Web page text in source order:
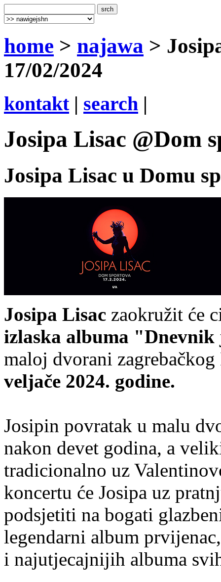
home > najawa >
17/02/2024
kontakt| search |
Josipa Lisac @Dom
Josipa Lisac u Domu
Josipa Lisac zaokružit će
izlaska albuma
maloj dvorani
veljače 2024. godine.
Josipin povratak u malu
nakon devet godina, a
tradicionalno uz
koncertu će Josipa uz
podsjetiti na bogati
legendarni album
i najutjecajnijih albuma